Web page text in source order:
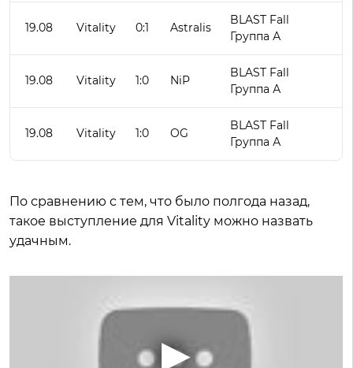
19.08 Vitality 0:1 Astralis
BLAST Fall
Группа А
19.08 Vitality 1:0 NiP
BLAST Fall
Группа А
19.08 Vitality 1:0 OG
BLAST Fall
Группа А
По сравнению с тем, что было полгода назад,
такое выступление для Vitality можно назвать
удачным.